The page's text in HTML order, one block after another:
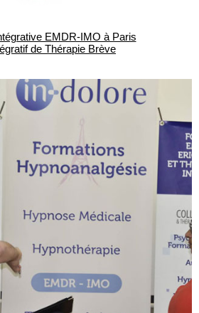
EMDR-IMO à Paris
de Thérapie Brève